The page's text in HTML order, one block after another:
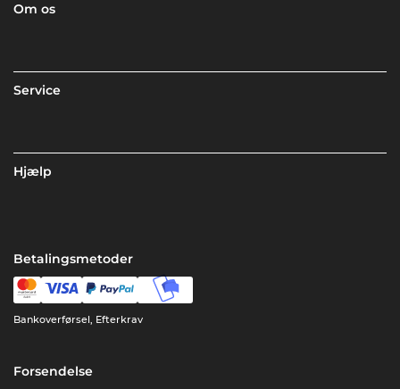
Om os
Service
Hjælp
Betalingsmetoder
Bankoverførsel, Efterkrav
Forsendelse